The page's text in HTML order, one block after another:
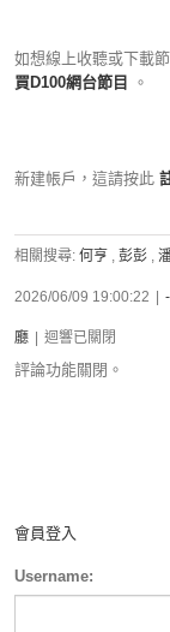
如想線上收聽或下載
買D100網台節目
。
新建帳戶，這請按此
相關搜尋: 何亨 , 彭彭 ,
2026/06/09 19:00:22
廳 迴響已關閉
評論功能關閉。
會員登入
Username: